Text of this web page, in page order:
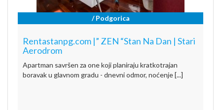
/ Podgorica
Rentastanpg.com |” ZEN “Stan Na Dan | Stari
Aerodrom
Apartman savršen za one koji planiraju kratkotrajan
boravak u glavnom gradu - dnevni odmor, noćenje [...]